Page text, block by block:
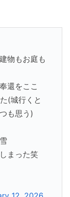
物もお庭も
還をここ
(城行くと
も思う)
まった笑